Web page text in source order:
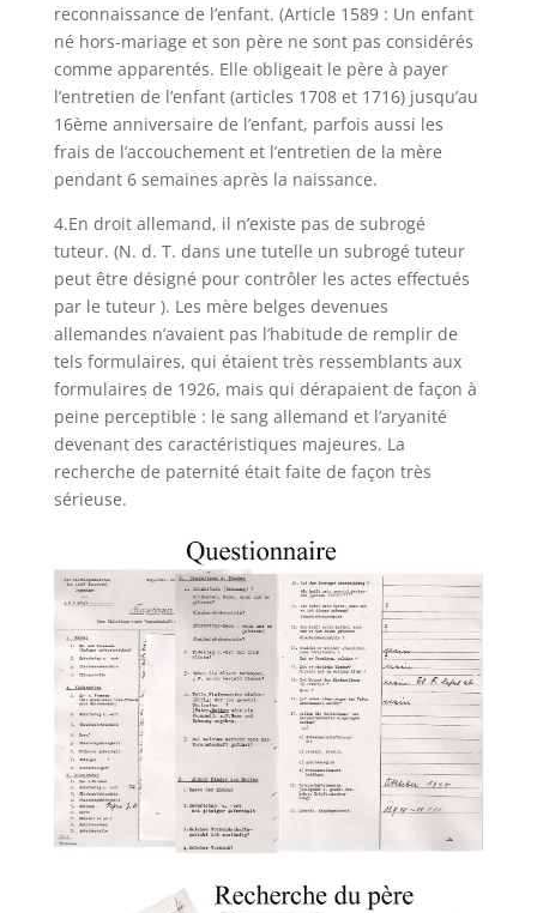
reconnaissance de l’enfant. (Article 1589 : Un enfant
né hors-mariage et son père ne sont pas considérés
comme apparentés. Elle obligeait le père à payer
l’entretien de l’enfant (articles 1708 et 1716) jusqu’au
16ème anniversaire de l’enfant, parfois aussi les
frais de l’accouchement et l’entretien de la mère
pendant 6 semaines après la naissance.
4.En droit allemand, il n’existe pas de subrogé
tuteur. (N. d. T. dans une tutelle un subrogé tuteur
peut être désigné pour contrôler les actes effectués
par le tuteur ). Les mère belges devenues
allemandes n’avaient pas l’habitude de remplir de
tels formulaires, qui étaient très ressemblants aux
formulaires de 1926, mais qui dérapaient de façon à
peine perceptible : le sang allemand et l’aryanité
devenant des caractéristiques majeures. La
recherche de paternité était faite de façon très
sérieuse.